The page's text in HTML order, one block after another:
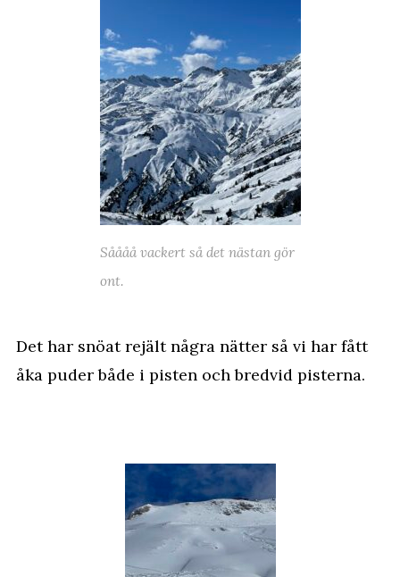
Såååå vackert så det nästan gör
ont.
Det har snöat rejält några nätter så vi har fått
åka puder både i pisten och bredvid pisterna.